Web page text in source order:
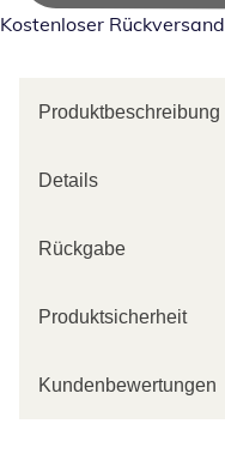
Kostenloser Rückversand
Produktbeschreibung
Details
Rückgabe
Produktsicherheit
Kundenbewertungen